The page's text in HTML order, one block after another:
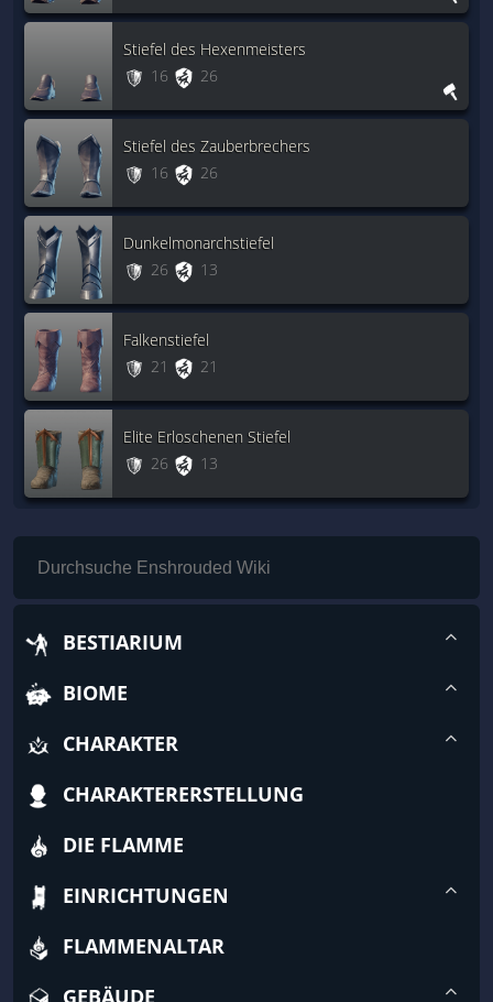
Stiefel des Hexenmeisters
16
26
Stiefel des Zauberbrechers
16
26
Dunkelmonarchstiefel
26
13
Falkenstiefel
21
21
Elite Erloschenen Stiefel
26
13
BESTIARIUM
BIOME
CHARAKTER
CHARAKTERERSTELLUNG
DIE FLAMME
EINRICHTUNGEN
FLAMMENALTAR